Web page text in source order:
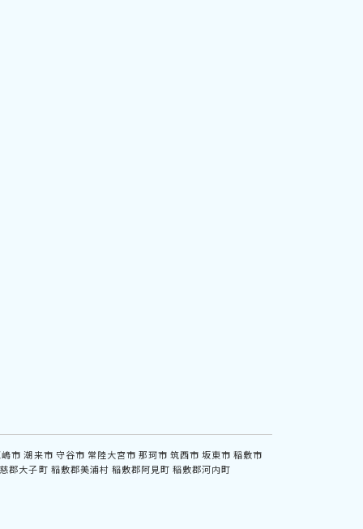
市 潮来市 守谷市 常陸大宮市 那珂市 筑西市 坂東市 稲敷市
郡大子町 稲敷郡美浦村 稲敷郡阿見町 稲敷郡河内町